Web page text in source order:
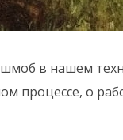
в нашем
процессе, о